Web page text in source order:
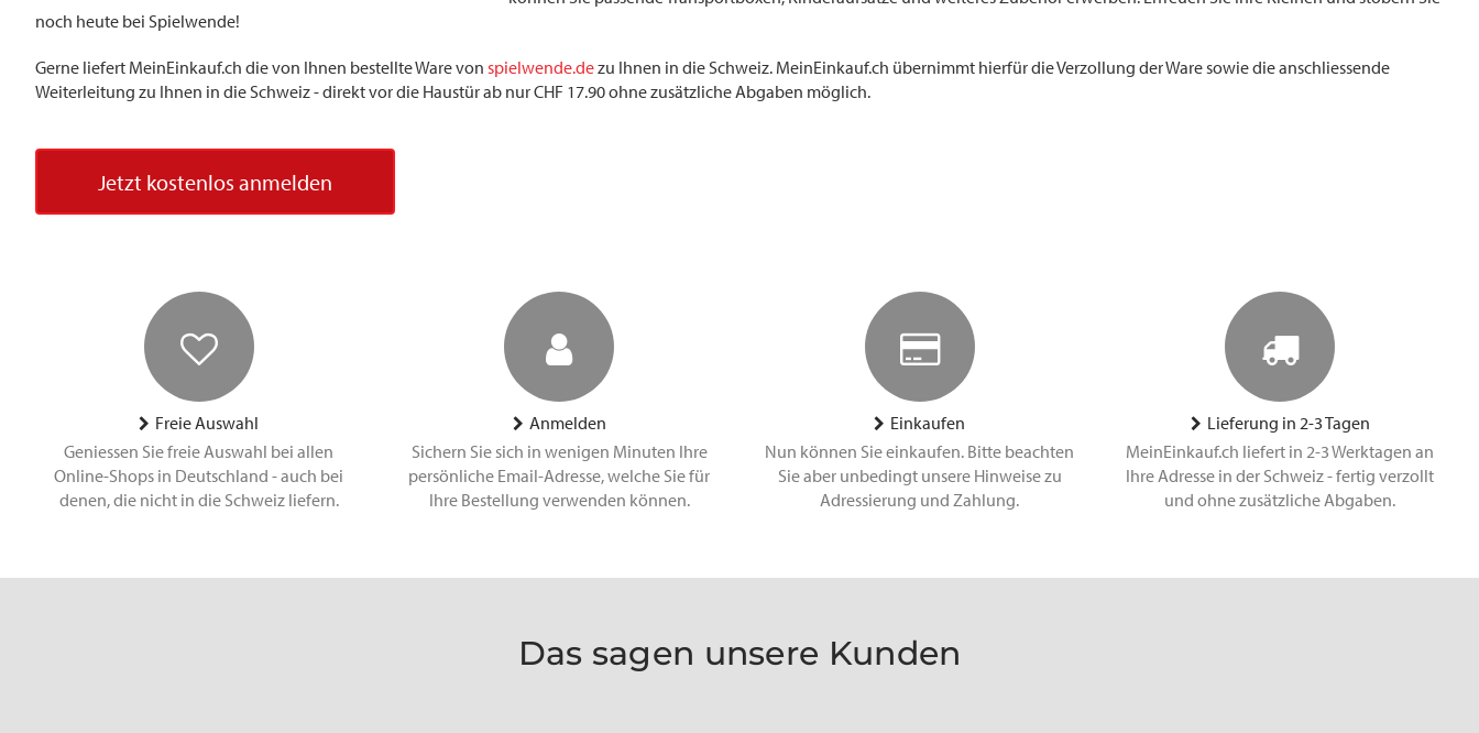
noch heute bei Spielwende!
Gerne liefert MeinEinkauf.ch die von Ihnen bestellte Ware von spielwende.dezu Ihnen in die Schweiz. MeinEinkauf.ch übernimmt hierfür die Verzollung der Ware sowie die anschliessende
Weiterleitung zu Ihnen in die Schweiz - direkt vor die Haustür ab nur CHF 17.90 ohne zusätzliche Abgaben möglich.
Jetzt kostenlos anmelden
Freie Auswahl
Geniessen Sie freie Auswahl bei allen
Online-Shops in Deutschland - auch bei
denen, die nicht in die Schweiz liefern.
Anmelden
Sichern Sie sich in wenigen Minuten Ihre
persönliche Email-Adresse, welche Sie für
Ihre Bestellung verwenden können.
Einkaufen
Nun können Sie einkaufen. Bitte beachten
Sie aber unbedingt unsere Hinweise zu
Adressierung und Zahlung.
Lieferung in 2-3 Tagen
MeinEinkauf.ch liefert in 2-3 Werktagen an
Ihre Adresse in der Schweiz - fertig verzollt
und ohne zusätzliche Abgaben.
Das sagen unsere Kunden